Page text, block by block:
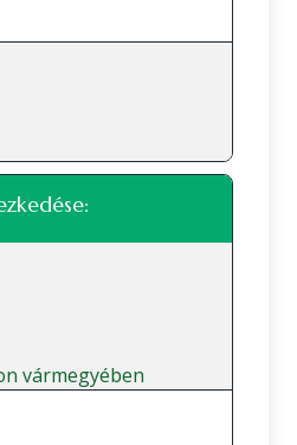
vármegyében